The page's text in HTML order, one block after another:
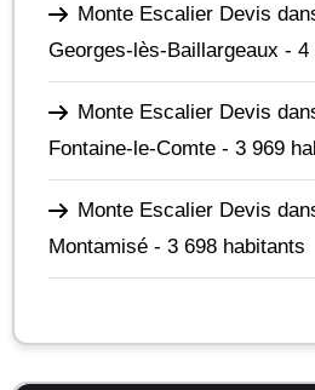
Monte Escalier Devis
Georges-lès-Baillargeaux - 4
Monte Escalier Devis
Fontaine-le-Comte - 3 969
Monte Escalier Devis
Montamisé - 3 698 habitants